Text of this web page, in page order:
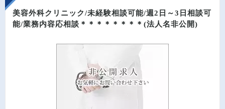
美容外科クリニック/未経験相談可能/週2日～3日相談可
能/業務内容応相談＊＊＊＊＊＊＊＊(法人名非公開)